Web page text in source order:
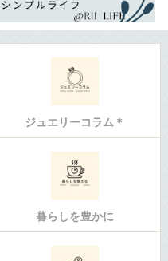
ジュエリーコラム＊
暮らしを豊かに